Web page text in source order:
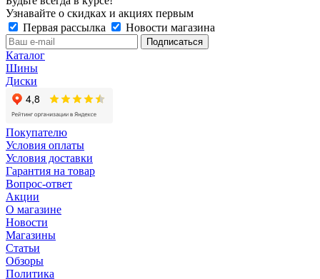
Узнавайте о скидках и акциях первым
Первая рассылка
Новости магазина
Каталог
Шины
Диски
Покупателю
Условия оплаты
Условия доставки
Гарантия на товар
Вопрос-ответ
Акции
О магазине
Новости
Магазины
Статьи
Обзоры
Политика